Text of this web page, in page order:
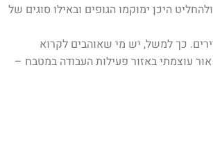
היכן ימוקמו הגופים ובאילו סוגים של
כך למשל, יש מי שאוהבים לקרוא
עוצמתי באזור פעילות העבודה במטבח –